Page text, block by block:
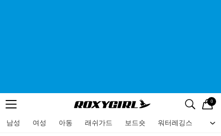
메뉴 검색
로고 0
남성 여성 아동 래쉬가드 보드숏 워터레깅스 비
메뉴